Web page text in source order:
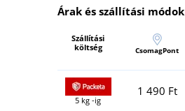
Árak és szállítási módok
Szállítási
költség
CsomagPont
5 kg -ig
1 490 Ft